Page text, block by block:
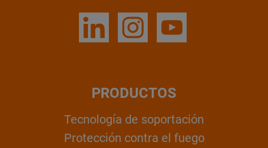
PRODUCTOS
Tecnología de soportación
Protección contra el fuego